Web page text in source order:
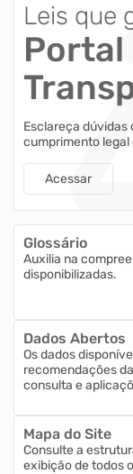
Mapa do Site
Leis que
Portal
Esclareça dúvidas
cumprimento
Acessar
Glossário
Auxilia na
disponibilizadas.
Dados Abertos
Os dados
recomendações
consulta e
Mapa do Site
Consulte a
exibição de todos